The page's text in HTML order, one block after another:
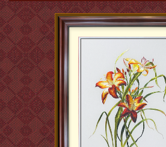
Sắc hương Lily (H
Mã sản phẩm:
XQ.4784
Kích thước:
40 x 50 cm (15.7 x 19.6")
Giá:3.000.000VNĐ